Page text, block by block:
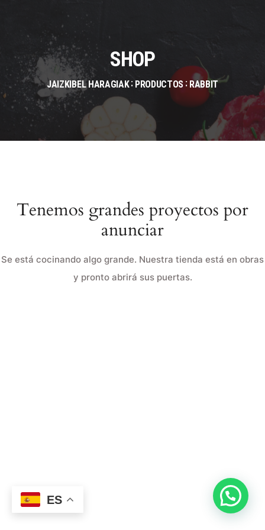
SHOP
JAIZKIBEL HARAGIAK PRODUCTOS RABBIT
Tenemos grandes proyectos por
anunciar
Se está cocinando algo grande. Nuestra tienda está en obras
y pronto abrirá sus puertas.
ES